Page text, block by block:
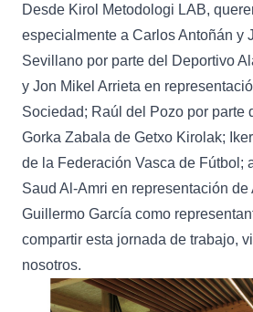
Desde Kirol Metodologi LAB,
especialmente a Carlos Antoñán y
Sevillano por parte del Deportivo
y Jon Mikel Arrieta en
Sociedad; Raúl del Pozo por parte
Gorka Zabala de Getxo Kirolak;
de la Federación Vasca de Fútbol;
Saud Al-Amri en representación de
Guillermo García como
compartir esta jornada de trabajo,
nosotros.